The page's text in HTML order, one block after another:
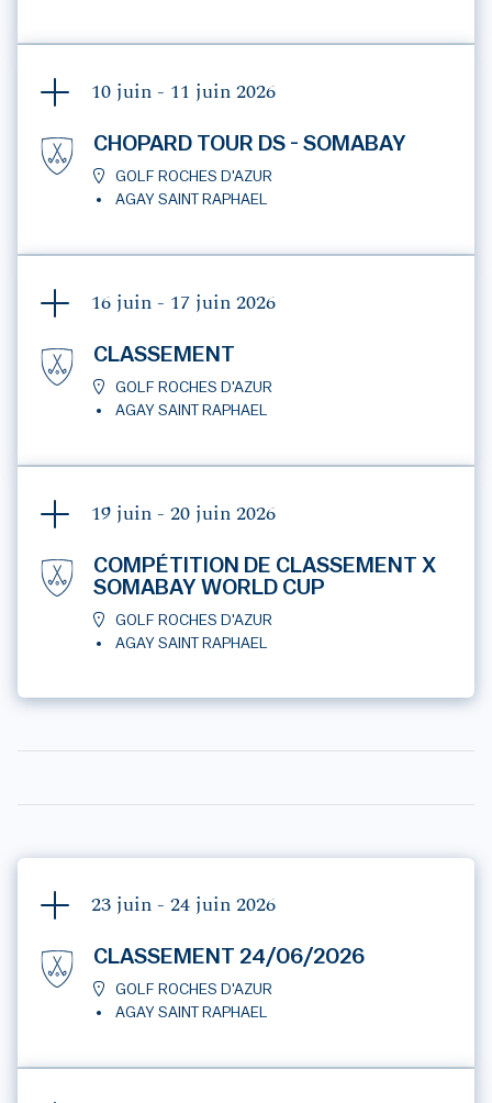
10 juin - 11 juin 2026
CHOPARD TOUR DS - SOMABAY
GOLF ROCHES D'AZUR
AGAY SAINT RAPHAEL
16 juin - 17 juin 2026
CLASSEMENT
GOLF ROCHES D'AZUR
AGAY SAINT RAPHAEL
19 juin - 20 juin 2026
COMPÉTITION DE CLASSEMENT X
SOMABAY WORLD CUP
GOLF ROCHES D'AZUR
AGAY SAINT RAPHAEL
23 juin - 24 juin 2026
CLASSEMENT 24/06/2026
GOLF ROCHES D'AZUR
AGAY SAINT RAPHAEL